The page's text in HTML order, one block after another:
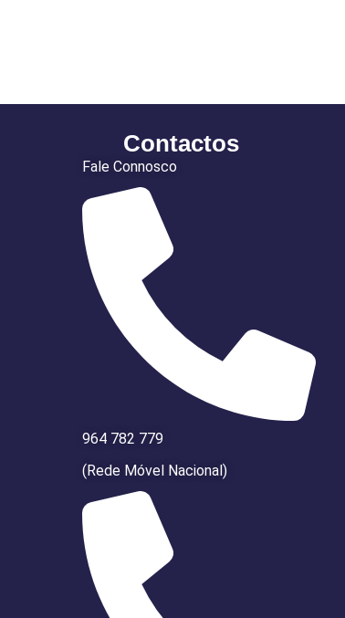
Contactos
Fale Connosco
964 782 779
(Rede Móvel Nacional)